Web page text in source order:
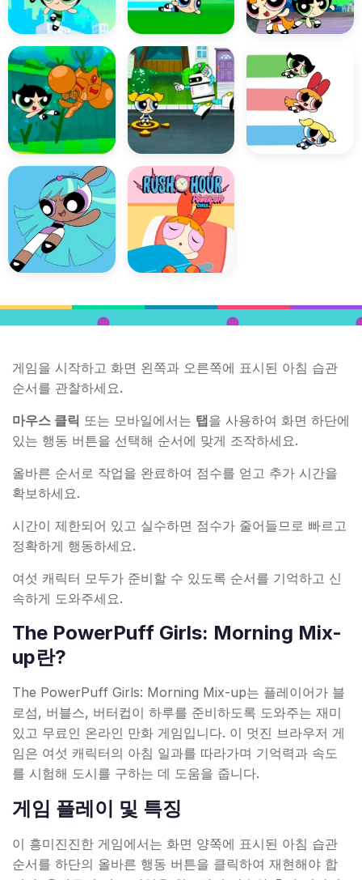
게임을 시작하고 화면 왼쪽과 오른쪽에 표시된 아침 습관
순서를 관찰하세요.
마우스 클릭 또는 모바일에서는 탭을 사용하여 화면 하단에
있는 행동 버튼을 선택해 순서에 맞게 조작하세요.
올바른 순서로 작업을 완료하여 점수를 얻고 추가 시간을
확보하세요.
시간이 제한되어 있고 실수하면 점수가 줄어들므로 빠르고
정확하게 행동하세요.
여섯 캐릭터 모두가 준비할 수 있도록 순서를 기억하고 신
속하게 도와주세요.
The PowerPuff Girls: Morning Mix-
up란?
The PowerPuff Girls: Morning Mix-up는 플레이어가 블
로섬, 버블스, 버터컵이 하루를 준비하도록 도와주는 재미
있고 무료인 온라인 만화 게임입니다. 이 멋진 브라우저 게
임은 여섯 캐릭터의 아침 일과를 따라가며 기억력과 속도
를 시험해 도시를 구하는 데 도움을 줍니다.
게임 플레이 및 특징
이 흥미진진한 게임에서는 화면 양쪽에 표시된 아침 습관
순서를 하단의 올바른 행동 버튼을 클릭하여 재현해야 합